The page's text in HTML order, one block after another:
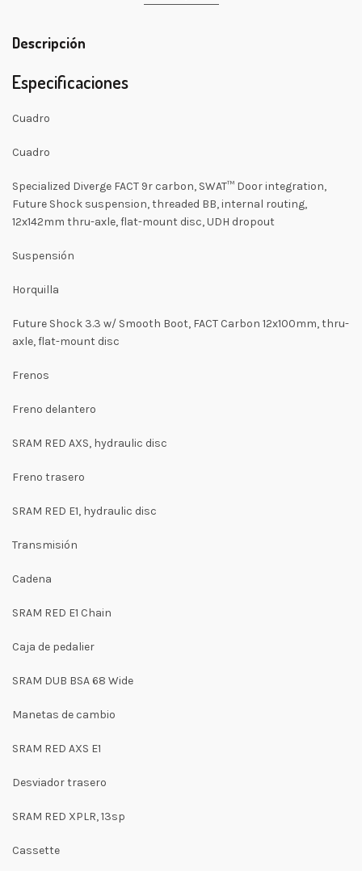
Descripción
Especificaciones
Cuadro
Cuadro
Specialized Diverge FACT 9r carbon, SWAT™ Door integration,
Future Shock suspension, threaded BB, internal routing,
12x142mm thru-axle, flat-mount disc, UDH dropout
Suspensión
Horquilla
Future Shock 3.3 w/ Smooth Boot, FACT Carbon 12x100mm, thru-
axle, flat-mount disc
Frenos
Freno delantero
SRAM RED AXS, hydraulic disc
Freno trasero
SRAM RED E1, hydraulic disc
Transmisión
Cadena
SRAM RED E1 Chain
Caja de pedalier
SRAM DUB BSA 68 Wide
Manetas de cambio
SRAM RED AXS E1
Desviador trasero
SRAM RED XPLR, 13sp
Cassette